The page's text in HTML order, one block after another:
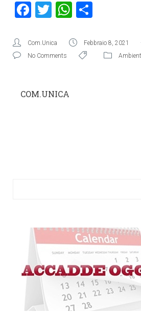
Facebook
TwitterWhatsApp
Com.Unica Febbraio 8, 2021
No Comments
COM.UNICA